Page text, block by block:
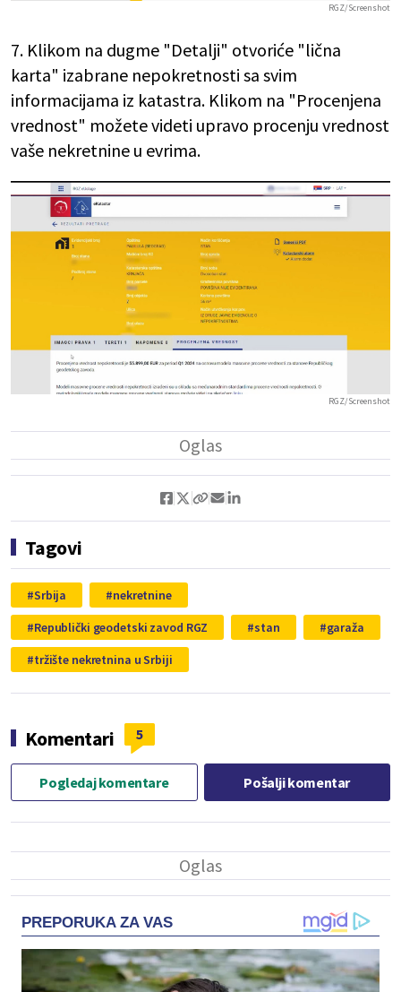
RGZ/Screenshot
7. Klikom na dugme "Detalji" otvoriće "lična
karta" izabrane nepokretnosti sa svim
informacijama iz katastra. Klikom na "Procenjena
vrednost" možete videti upravo procenju vrednost
vaše nekretnine u evrima.
RGZ/Screenshot
Tagovi
Srbija
nekretnine
Republički geodetski zavod RGZ
stan
garaža
tržište nekretnina u Srbiji
Komentari 5
Pogledaj komentare Pošalji komentar
PREPORUKA ZA VAS